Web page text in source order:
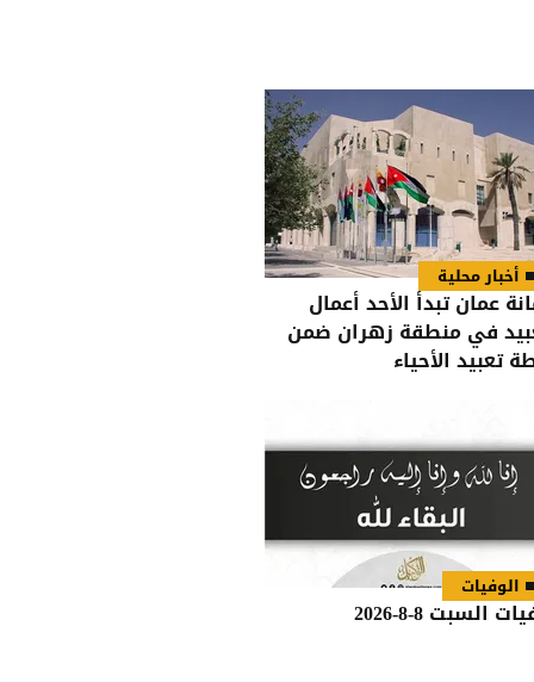
أخبار محلية
عمان تبدأ الأحد أعمال
في منطقة زهران ضمن
تعبيد الأحياء
الوفيات
السبت 8-8-2026